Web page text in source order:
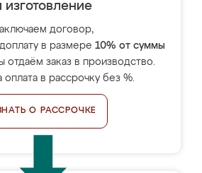
изготовление
договор,
в размере 10% от суммы
отдаём заказ в производство.
в рассрочку без %.
О РАССРОЧКЕ